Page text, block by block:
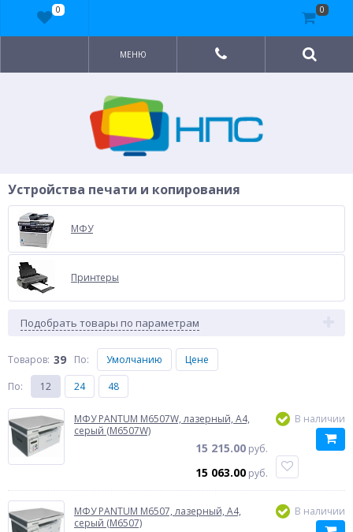
МЕНЮ
Устройства печати и копирования
МФУ
Принтеры
Подобрать товары по параметрам
Товаров: 39 По: Умолчанию
Цене
По: 12 24 48
МФУ PANTUM M6507W, лазерный, A4,
серый (M6507W)
15 215.00 руб.
15 063.00 руб.
В наличии
МФУ PANTUM M6507, лазерный, A4,
серый (M6507)
В наличии
0 0